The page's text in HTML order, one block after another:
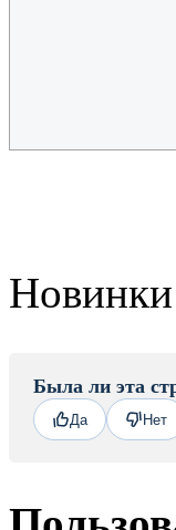
Новинки
Была ли эта
Да Нет